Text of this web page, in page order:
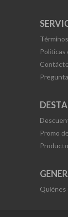
Políticas
Promo
Quiénes